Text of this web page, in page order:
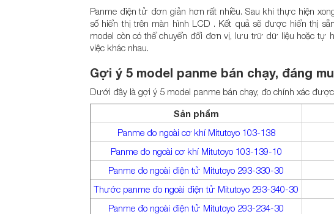
Panme điện tử đơn giản hơn rất nhiều. Sau khi thực hiện
số hiển thị trên màn hình LCD . Kết quả sẽ được hiển thị
model còn có thể chuyển đổi đơn vị, lưu trữ dữ liệu hoặc tự
việc khác nhau.
Gợi ý 5 model panme bán chạy, đáng
Dưới đây là gợi ý 5 model panme bán chạy, đo chính xác
Sản phẩm
Panme đo ngoài cơ khí Mitutoyo 103-138
Panme đo ngoài cơ khí Mitutoyo 103-139-10
Panme đo ngoài điện tử Mitutoyo 293-330-30
Thước panme đo ngoài điện tử Mitutoyo 293-340-30
Panme đo ngoài điện tử Mitutoyo 293-234-30